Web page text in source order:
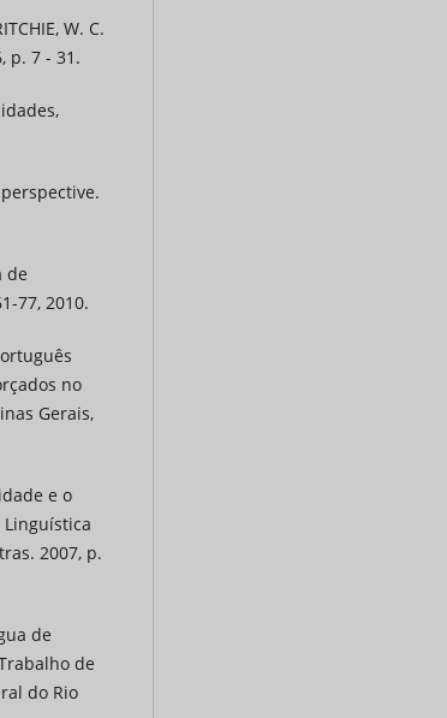
W. C.
p. 7 - 31.
de
77, 2010.
no
Gerais,
e o
Linguística
2007, p.
de
de
do Rio